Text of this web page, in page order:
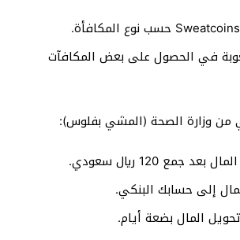
في الحصول على بعض المكافآت
من وزارة الصحة (المشي بفلوس):
جمع 120 ريال سعودي.
إلى حسابك البنكي.
المال بضعة أيام.